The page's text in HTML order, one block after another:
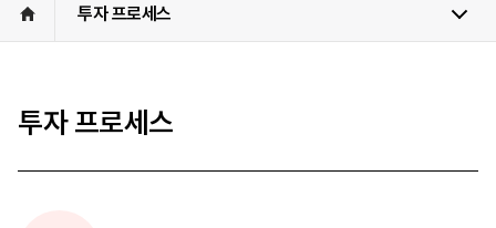
투자 프로세스
투자 프로세스